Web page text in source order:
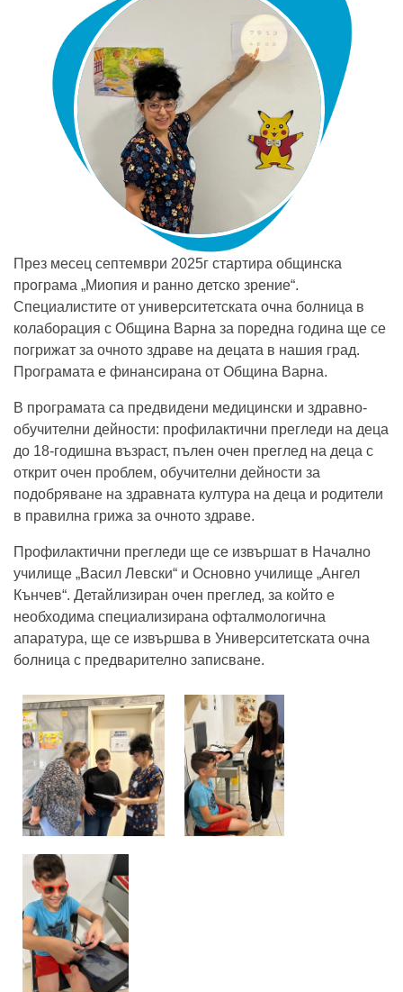
През месец септември 2025г стартира общинска
програма „Миопия и ранно детско зрение“.
Специалистите от университетската очна болница в
колаборация с Община Варна за поредна година ще се
погрижат за очното здраве на децата в нашия град.
Програмата е финансирана от Община Варна.
В програмата са предвидени медицински и здравно-
обучителни дейности: профилактични прегледи на деца
до 18-годишна възраст, пълен очен преглед на деца с
открит очен проблем, обучителни дейности за
подобряване на здравната култура на деца и родители
в правилна грижа за очното здраве.
Профилактични прегледи ще се извършат в Начално
училище „Васил Левски“ и Основно училище „Ангел
Кънчев“. Детайлизиран очен преглед, за който е
необходима специализирана офталмологична
апаратура, ще се извършва в Университетската очна
болница с предварително записване.